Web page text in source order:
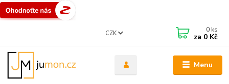
Menu
CZK 0 ks
za 0 Kč